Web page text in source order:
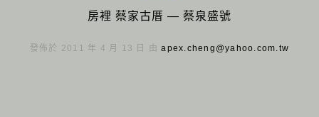
房裡 蔡家古厝 — 蔡泉盛號
發佈於 2011 年 4 月 13 日 由apex.cheng@yahoo.com.tw